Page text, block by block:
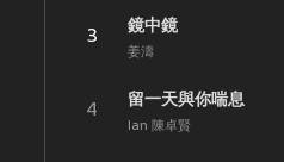
3
鏡中鏡
姜濤
4
留一天與你喘息
Ian 陳卓賢